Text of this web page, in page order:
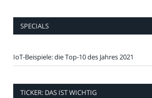
SPECIALS
IoT-Beispiele: die Top-10 des Jahres 2021
TICKER: DAS IST WICHTIG